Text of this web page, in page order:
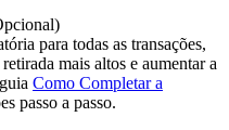
para todas as transações,
mais altos e aumentar a
Como Completar a
passo a passo.